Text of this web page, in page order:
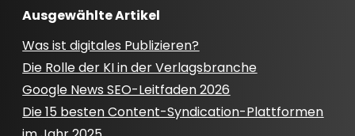
Ausgewählte Artikel
Was ist digitales Publizieren?
Die Rolle der KI in der Verlagsbranche
Google News SEO-Leitfaden 2026
Die 15 besten Content-Syndication-Plattformen